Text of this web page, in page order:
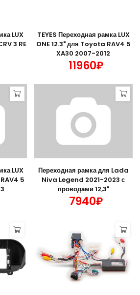
LUX
3 RE
TEYES Переходная рамка LUX
ONE 12.3" для Toyota RAV4 5
XA30 2007-2012
11960₽
LUX
5
Переходная рамка для Lada
Niva Legend 2021-2023 с
проводами 12,3"
7940₽